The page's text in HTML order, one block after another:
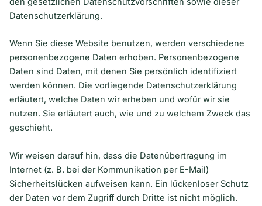
Datenschutzerklärung.
Wenn Sie diese Website benutzen, werden verschiedene
personenbezogene Daten erhoben. Personenbezogene
Daten sind Daten, mit denen Sie persönlich identifiziert
werden können. Die vorliegende Datenschutzerklärung
erläutert, welche Daten wir erheben und wofür wir sie
nutzen. Sie erläutert auch, wie und zu welchem Zweck das
geschieht.
Wir weisen darauf hin, dass die Datenübertragung im
Internet (z. B. bei der Kommunikation per E-Mail)
Sicherheitslücken aufweisen kann. Ein lückenloser Schutz
der Daten vor dem Zugriff durch Dritte ist nicht möglich.